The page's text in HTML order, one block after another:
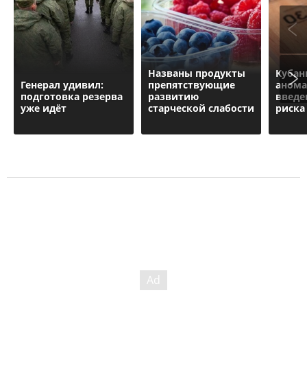
Генерал удивил:
подготовка резерва
уже идёт
Названы продукты
препятствующие
развитию
старческой слабости
риска